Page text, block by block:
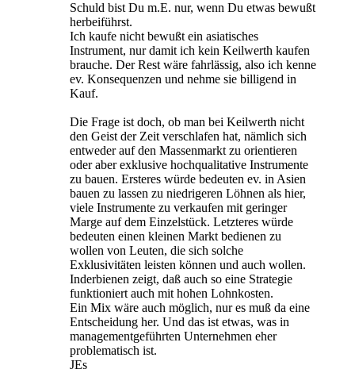
Schuld bist Du m.E. nur, wenn Du etwas bewußt
herbeiführst.
Ich kaufe nicht bewußt ein asiatisches
Instrument, nur damit ich kein Keilwerth kaufen
brauche. Der Rest wäre fahrlässig, also ich kenne
ev. Konsequenzen und nehme sie billigend in
Kauf.
Die Frage ist doch, ob man bei Keilwerth nicht
den Geist der Zeit verschlafen hat, nämlich sich
entweder auf den Massenmarkt zu orientieren
oder aber exklusive hochqualitative Instrumente
zu bauen. Ersteres würde bedeuten ev. in Asien
bauen zu lassen zu niedrigeren Löhnen als hier,
viele Instrumente zu verkaufen mit geringer
Marge auf dem Einzelstück. Letzteres würde
bedeuten einen kleinen Markt bedienen zu
wollen von Leuten, die sich solche
Exklusivitäten leisten können und auch wollen.
Inderbienen zeigt, daß auch so eine Strategie
funktioniert auch mit hohen Lohnkosten.
Ein Mix wäre auch möglich, nur es muß da eine
Entscheidung her. Und das ist etwas, was in
managementgeführten Unternehmen eher
problematisch ist.
JEs